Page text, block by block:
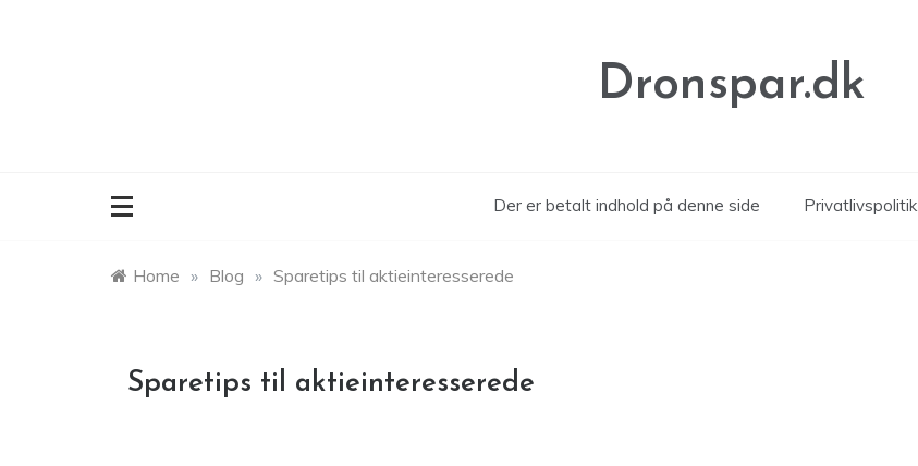
Dronspar.dk
Der er betalt indhold på denne side Privatlivspolitik
Home » Blog » Sparetips til aktieinteresserede
Sparetips til aktieinteresserede